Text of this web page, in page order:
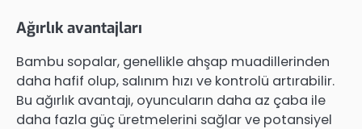
Ağırlık avantajları
Bambu sopalar, genellikle ahşap muadillerinden
daha hafif olup, salınım hızı ve kontrolü artırabilir.
Bu ağırlık avantajı, oyuncuların daha az çaba ile
daha fazla güç üretmelerini sağlar ve potansiyel